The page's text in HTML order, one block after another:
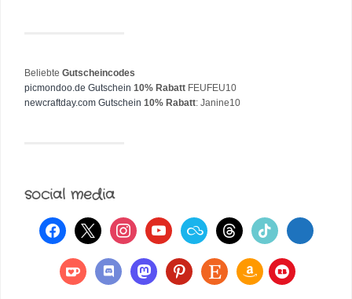
Beliebte Gutscheincodes
picmondoo.de Gutschein 10% Rabatt FEUFEU10
newcraftday.com Gutschein 10% Rabatt: Janine10
social media